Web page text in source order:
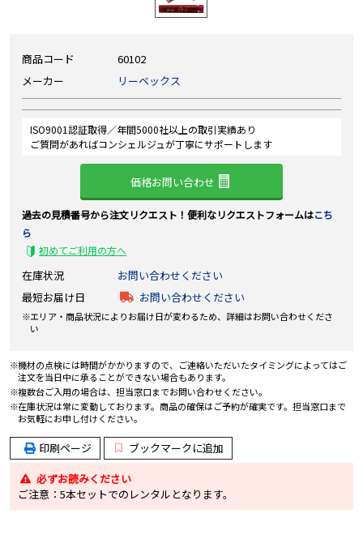
商品コード
60102
メーカー
リーベックス
ISO9001認証取得／年間5000社以上の取引実績あり
ご質問があればコンシェルジュが丁寧にサポートします
価格お問い合わせ
過去の見積番号から注文リクエスト！便利なリクエストフォームはこち
ら
初めてご利用の方へ
在庫状況
お問い合わせください
最短お届け日
お問い合わせください
エリア・商品状況によりお届け日が変わるため、詳細はお問い合わせくださ
い
機材の点検には時間がかかりますので、ご連絡いただいたタイミングによってはご
注文を当日中に承ることができない場合もあります。
複数台ご入用の場合は、担当窓口までお問い合わせください。
在庫状況は常に変動しております。商品の確保はご予約が確実です。担当窓口まで
お気軽にお申し付けください。
印刷ページ
ブックマークに追加
必ずお読みください
ご注意：5本セットでのレンタルとなります。